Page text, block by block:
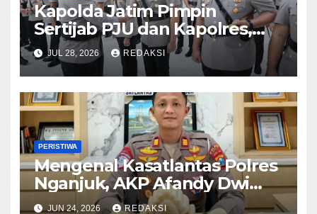
Kapolda Jatim Pimpin
Sertijab PJU dan Kapolres,
Perkuat Regenerasi
Kepemimpinan dan
Pelayanan Presisi
JUL 28, 2026 REDAKSI
PERISTIWA
Mengenal Kasatlantas Polres
Nganjuk, AKP Afandy Dwi
Takdir
JUN 24, 2026 REDAKSI